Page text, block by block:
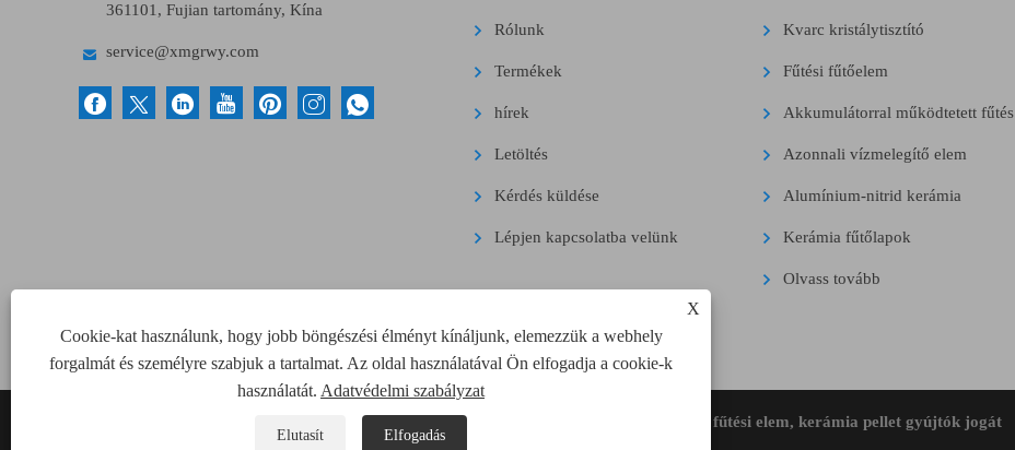
X
Cookie-kat használunk, hogy jobb böngészési élményt kínáljunk, elemezzük a webhely
forgalmát és személyre szabjuk a tartalmat. Az oldal használatával Ön elfogadja a cookie-k
használatát. Adatvédelmi szabályzat
Elutasít Elfogadás
361101, Fujian tartomány, Kína
 service@xmgrwy.com
Rólunk
Termékek
hírek
Letöltés
Kérdés küldése
Lépjen kapcsolatba velünk
Kvarc kristálytisztító
Fűtési fűtőelem
Akkumulátorral működtetett fűtés
Azonnali vízmelegítő elem
Alumínium-nitrid kerámia
Kerámia fűtőlapok
Olvass tovább
Copyright © 2022 Xiamen Green Way Electronic Technology Co., Ltd. Minden kerámia fűtési elem, kerámia pellet gyújtók jogát